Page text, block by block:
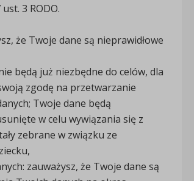
3 RODO.
że Twoje dane są nieprawidłowe
będą już niezbędne do celów, dla
zgodę na przetwarzanie
Twoje dane będą
w celu wywiązania się z
zebrane w związku ze
zauważysz, że Twoje dane są